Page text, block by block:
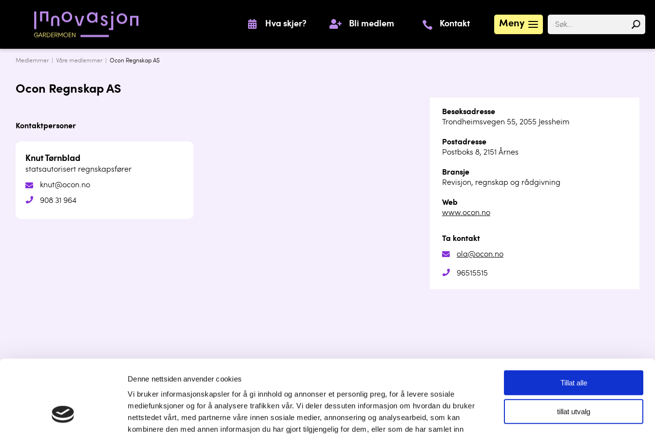
Denne nettsiden anvender cookies
Vi bruker informasjonskapsler for å gi innhold og annonser et personlig preg, for å levere sosiale
mediefunksjoner og for å analysere trafikken vår. Vi deler dessuten informasjon om hvordan du bruker
nettstedet vårt, med partnerne våre innen sosiale medier, annonsering og analysearbeid, som kan
kombinere den med annen informasjon du har gjort tilgjengelig for dem, eller som de har samlet inn
Tillat alle
tillat utvalg
Meny
Hva skjer? Bli medlem Kontakt
Medlemmer | Våre medlemmer| Ocon Regnskap AS
Ocon Regnskap AS
Kontaktpersoner
Knut Tørnblad
statsautorisert regnskapsfører
knut@ocon.no
908 31 964
Besøksadresse
Trondheimsvegen 55, 2055 Jessheim
Postadresse
Postboks 8, 2151 Årnes
Bransje
Revisjon, regnskap og rådgivning
Web
www.ocon.no
Ta kontakt
ola@ocon.no
96515515
KONTAKT OSS
Storgata 6,
2050 Jessheim
Cookies informasjon